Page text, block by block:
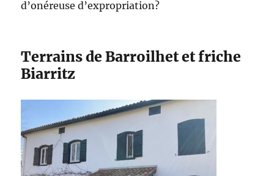
d’onéreuse d’expropriation?
Terrains de Barroilhet et friche
Biarritz